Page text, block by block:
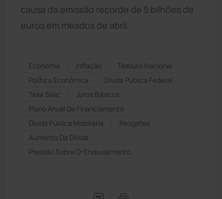
causa da emissão recorde de 5 bilhões de
euros em meados de abril.
Economia Inflação
Tesouro Nacional
Política Econômica
Dívida Pública Federal
Taxa Selic
Juros Básicos
Plano Anual De Financiamento
Dívida Pública Mobiliária
Resgates
Aumento Da Dívida
Pressão Sobre O-Endividamento